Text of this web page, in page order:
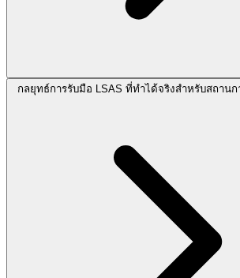
กลยุทธ์การรับมือ LSAS ที่ทำได้จริงสำหรับสถาน